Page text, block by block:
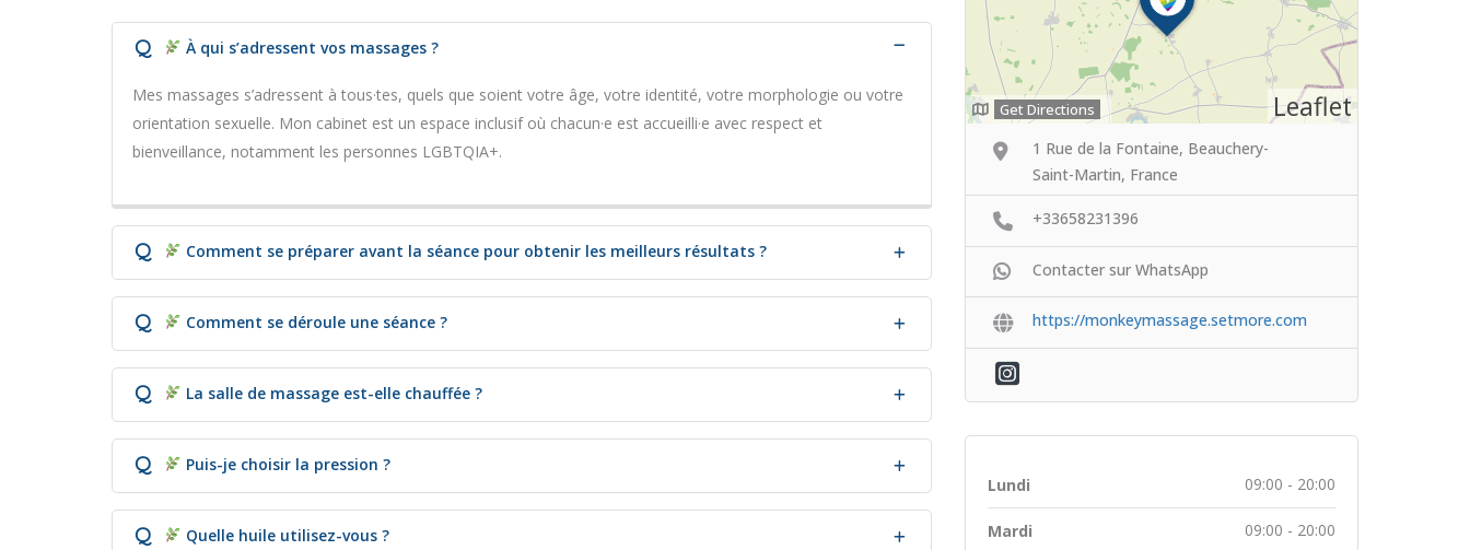
Q À qui s’adressent vos massages ?
Mes massages s’adressent à tous·tes, quels que soient votre âge, votre identité, votre morphologie ou votre
orientation sexuelle. Mon cabinet est un espace inclusif où chacun·e est accueilli·e avec respect et
bienveillance, notamment les personnes LGBTQIA+.
Q Comment se préparer avant la séance pour obtenir les meilleurs résultats ?
Q Comment se déroule une séance ?
Q La salle de massage est-elle chauffée ?
Q Puis-je choisir la pression ?
Q Quelle huile utilisez-vous ?
Leaflet
Get Directions
1 Rue de la Fontaine, Beauchery-
Saint-Martin, France
+33658231396
Contacter sur WhatsApp
https://monkeymassage.setmore.com
Lundi 09:00 - 20:00
Mardi 09:00 - 20:00